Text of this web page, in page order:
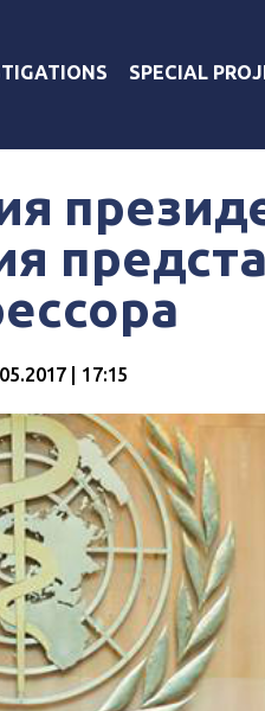
SPECIAL
| 17:15